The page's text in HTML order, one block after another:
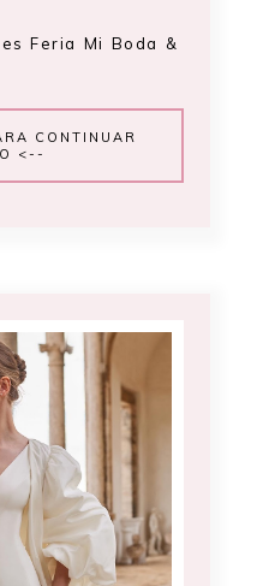
Feria Mi Boda &
CONTINUAR
<--